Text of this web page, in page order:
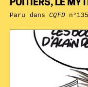
POITIERS, LE
Paru dansCQFD